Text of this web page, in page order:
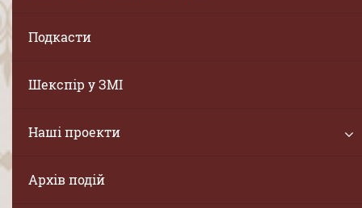
Подкасти
Шекспір у ЗМІ
Наші проекти
Архів подій